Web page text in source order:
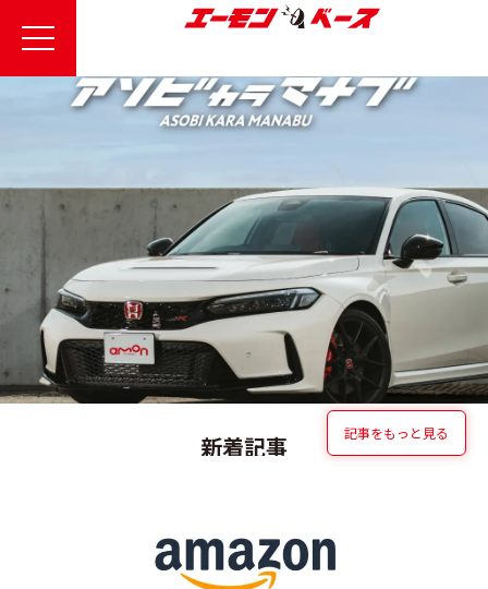
新着記事 記事をもっと見る